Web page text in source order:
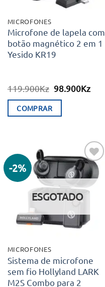
MICROFONES
Microfone de lapela com
botão magnético 2 em 1
Yesido KR19
119.900Kz O
era:
98.900KzO
COMPRAR
-2%
Adicionar
aos meus
desejos
ESGOTADO
MICROFONES
Sistema de microfone
sem fio Hollyland LARK
M2S Combo para 2